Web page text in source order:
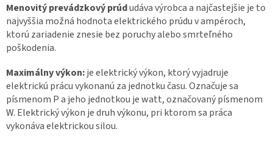
Menovitý prevádzkový prúdudáva výrobca a najčastejšie je to
najvyššia možná hodnota elektrického prúdu v ampéroch,
ktorú zariadenie znesie bez poruchy alebo smrteľného
poškodenia.
Maximálny výkon:je elektrický výkon, ktorý vyjadruje
elektrickú prácu vykonanú za jednotku času. Označuje sa
písmenom P a jeho jednotkou je watt, označovaný písmenom
W. Elektrický výkon je druh výkonu, pri ktorom sa práca
vykonáva elektrickou silou.